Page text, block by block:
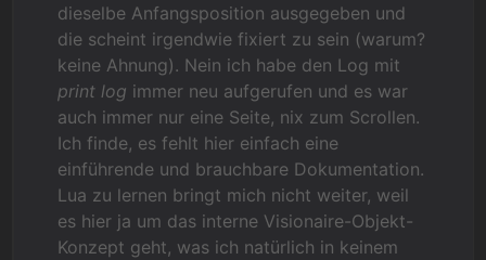
dieselbe Anfangsposition ausgegeben und
die scheint irgendwie fixiert zu sein (warum?
keine Ahnung). Nein ich habe den Log mit
print log immer neu aufgerufen und es war
auch immer nur eine Seite, nix zum Scrollen.
Ich finde, es fehlt hier einfach eine
einführende und brauchbare Dokumentation.
Lua zu lernen bringt mich nicht weiter, weil
es hier ja um das interne Visionaire-Objekt-
Konzept geht, was ich natürlich in keinem